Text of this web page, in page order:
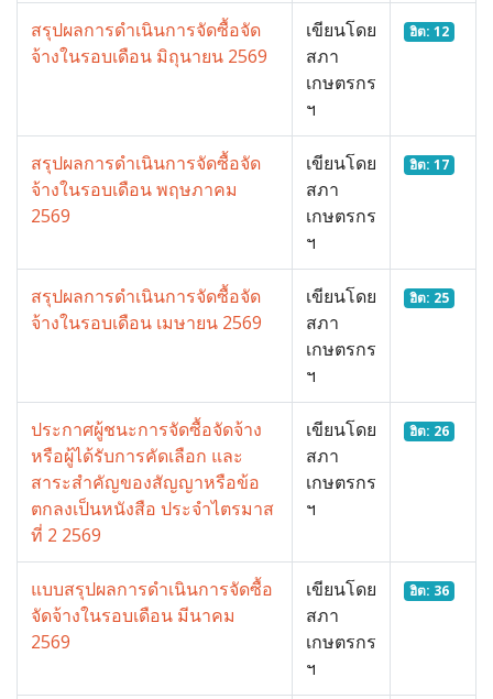
สรุปผลการดำเนินการจัดซื้อจัด
จ้างในรอบเดือน มิถุนายน 2569
เขียนโดย
สภา
เกษตรกร
ฯ
ฮิต: 12
สรุปผลการดำเนินการจัดซื้อจัด
จ้างในรอบเดือน พฤษภาคม
2569
เขียนโดย
สภา
เกษตรกร
ฯ
ฮิต: 17
สรุปผลการดำเนินการจัดซื้อจัด
จ้างในรอบเดือน เมษายน 2569
เขียนโดย
สภา
เกษตรกร
ฯ
ฮิต: 25
ประกาศผู้ชนะการจัดซื้อจัดจ้าง
หรือผู้ได้รับการคัดเลือก และ
สาระสำคัญของสัญญาหรือข้อ
ตกลงเป็นหนังสือ ประจำไตรมาส
ที่ 2 2569
เขียนโดย
สภา
เกษตรกร
ฯ
ฮิต: 26
แบบสรุปผลการดำเนินการจัดซื้อ
จัดจ้างในรอบเดือน มีนาคม
2569
เขียนโดย
สภา
เกษตรกร
ฯ
ฮิต: 36